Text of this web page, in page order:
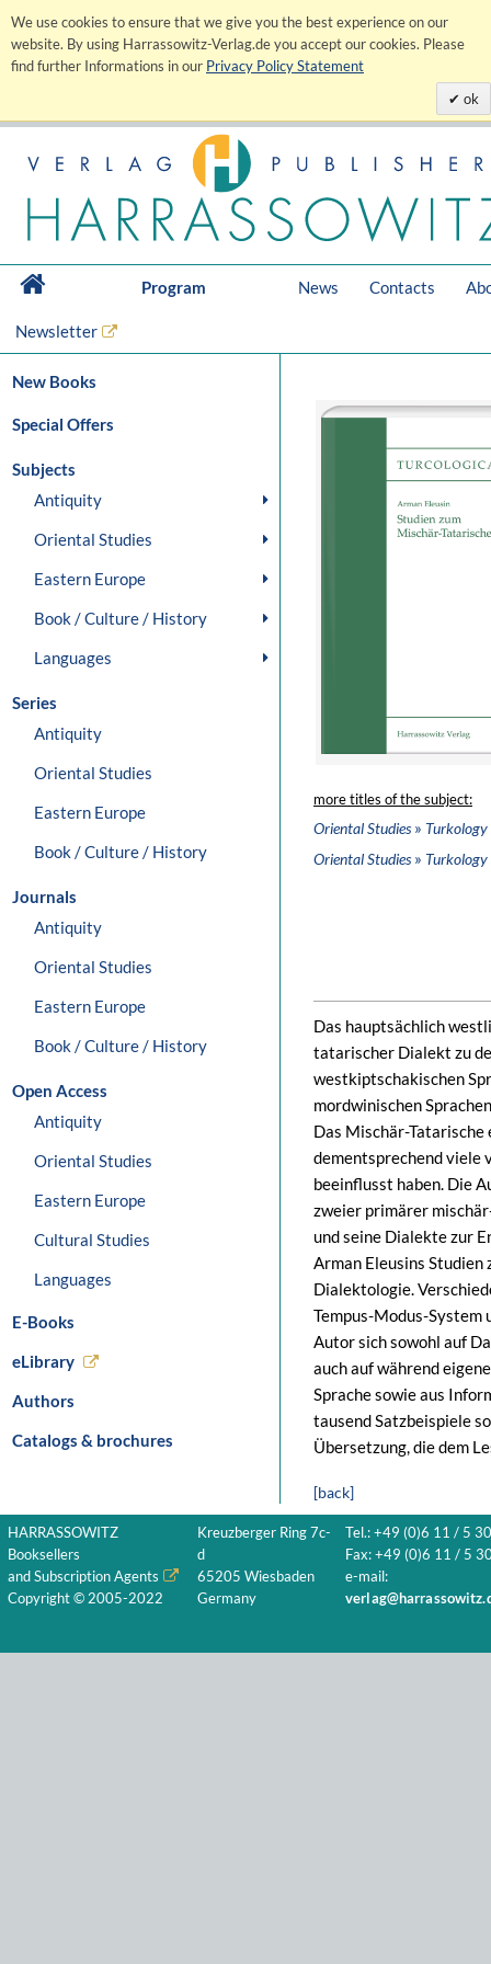
We use cookies to ensure that we give you the best experience on our
website. By using Harrassowitz-Verlag.de you accept our cookies. Please
find further Informations in our Privacy Policy Statement
ok
Program News Contacts
Newsletter
New Books
Special Offers
Subjects
Antiquity
Oriental Studies
Eastern Europe
Book / Culture / History
Languages
Series
Antiquity
Oriental Studies
Eastern Europe
Book / Culture / History
Journals
Antiquity
Oriental Studies
Eastern Europe
Book / Culture / History
Open Access
Antiquity
Oriental Studies
Eastern Europe
Cultural Studies
Languages
E-Books
eLibrary
Authors
Catalogs & brochures
more titles of the subject:
Oriental Studies» Turkology
Oriental Studies» Turkology
Das hauptsächlich
tatarischer Dialekt zu
westkiptschakischen
mordwinischen
Das Mischär-
dementsprechend viele
beeinflusst haben. Die
zweier primärer
und seine Dialekte zur
Arman Eleusins
Dialektologie.
Tempus-Modus-
Autor sich sowohl auf
auch auf während
Sprache sowie aus
tausend Satzbeispiele
Übersetzung, die dem
[back]
HARRASSOWITZ
Booksellers
and Subscription Agents
Copyright © 2005-2022
Kreuzberger Ring 7c-
d
65205 Wiesbaden
Germany
Tel.: +49 (0)6 11 / 5
Fax: +49 (0)6 11 / 5
e-mail: